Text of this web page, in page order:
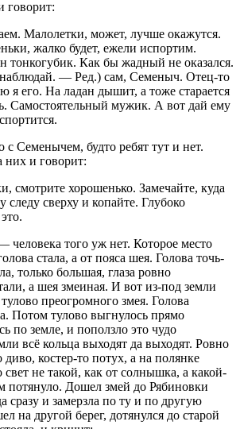
говорит:
Малолетки, может, лучше окажутся.
жалко будет, ежели испортим.
тонкогубик. Как бы жадный не оказался.
— Ред.) сам, Семеныч. Отец-то
я его. На ладан дышит, а тоже старается
Самостоятельный мужик. А вот дай ему
с Семенычем, будто ребят тут и нет.
них и говорит:
смотрите хорошенько. Замечайте, куда
следу сверху и копайте. Глубоко
человека того уж нет. Которое место
стала, а от пояса шея. Голова точь-
только большая, глаза ровно
а шея змеиная. И вот из-под земли
преогромного змея. Голова
Потом тулово выгнулось прямо
по земле, и поползло это чудо
всё кольца выходят да выходят. Ровно
костер-то потух, а на полянке
свет не такой, как от солнышка, а какой-
потянуло. Дошел змей до Рябиновки
сразу и замерзла по ту и по другую
на другой берег, дотянулся до старой